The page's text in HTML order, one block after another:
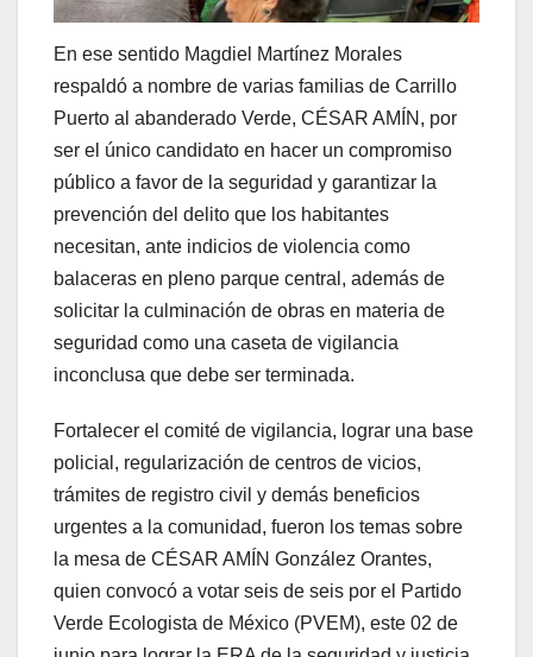
En ese sentido Magdiel Martínez Morales
respaldó a nombre de varias familias de Carrillo
Puerto al abanderado Verde, CÉSAR AMÍN, por
ser el único candidato en hacer un compromiso
público a favor de la seguridad y garantizar la
prevención del delito que los habitantes
necesitan, ante indicios de violencia como
balaceras en pleno parque central, además de
solicitar la culminación de obras en materia de
seguridad como una caseta de vigilancia
inconclusa que debe ser terminada.
Fortalecer el comité de vigilancia, lograr una base
policial, regularización de centros de vicios,
trámites de registro civil y demás beneficios
urgentes a la comunidad, fueron los temas sobre
la mesa de CÉSAR AMÍN González Orantes,
quien convocó a votar seis de seis por el Partido
Verde Ecologista de México (PVEM), este 02 de